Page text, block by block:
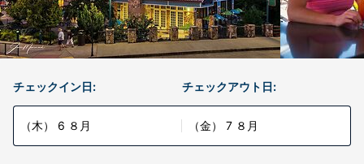
チェックイン日:
（木） 6 ８月
チェックアウト日:
（金） 7 ８月